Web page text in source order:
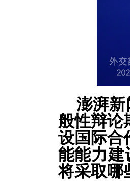
澎湃
般性辩论
设国际合
能能力建
将采取哪